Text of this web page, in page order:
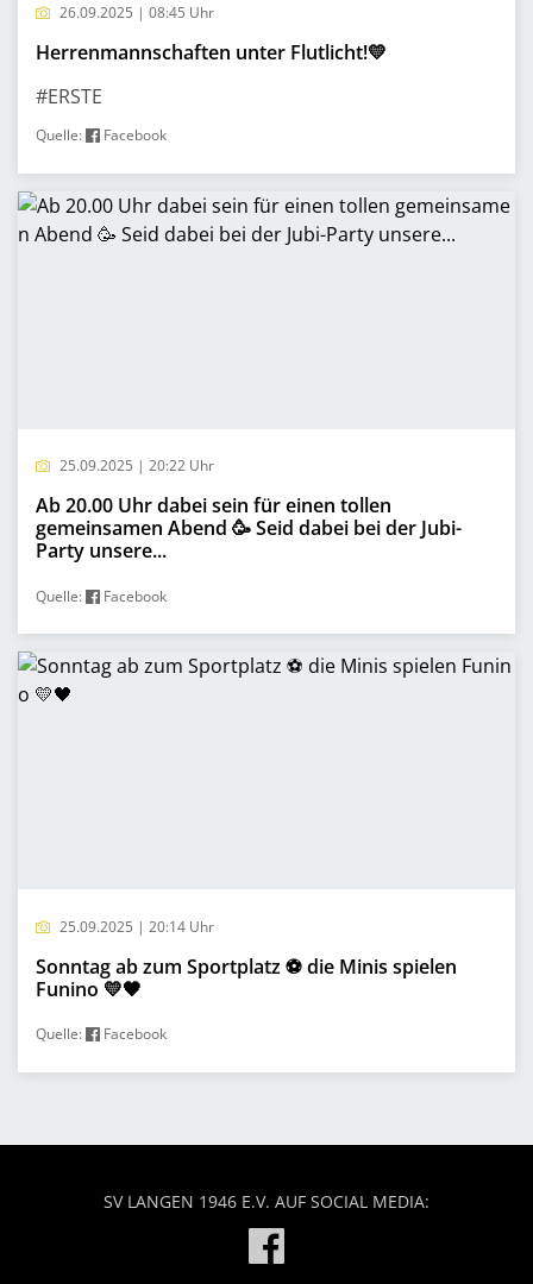
26.09.2025 | 08:45 Uhr
Herrenmannschaften unter Flutlicht!💛
#ERSTE
Quelle: Facebook
25.09.2025 | 20:22 Uhr
Ab 20.00 Uhr dabei sein für einen tollen
gemeinsamen Abend 🥳 Seid dabei bei der Jubi-
Party unsere...
Quelle: Facebook
25.09.2025 | 20:14 Uhr
Sonntag ab zum Sportplatz ⚽️ die Minis spielen
Funino 💛🖤
Quelle: Facebook
SV LANGEN 1946 E.V. AUF SOCIAL MEDIA: